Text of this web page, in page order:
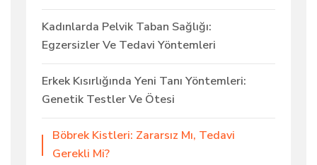
Kadınlarda Pelvik Taban Sağlığı:
Egzersizler Ve Tedavi Yöntemleri
Erkek Kısırlığında Yeni Tanı Yöntemleri:
Genetik Testler Ve Ötesi
Böbrek Kistleri: Zararsız Mı, Tedavi
Gerekli Mi?